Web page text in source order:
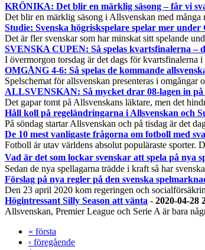
KRÖNIKA: Det blir en märklig säsong – får vi
Det blir en märklig säsong i Allsvenskan med många
Studie: Svenska högriskspelare spelar mer under
Det är fler svenskar som har minskat sitt spelande
SVENSKA CUPEN: Så spelas kvartsfinalerna –
I övermorgon torsdag är det dags för kvartsfinalerna i
OMGÅNG 4-6: Så spelas de kommande
Spelschemat för allsvenskan presenteras i omgångar
ALLSVENSKAN: Så mycket drar 08-lagen in
Det gapar tomt på Allsvenskans läktare, men det
Håll koll på regeländringarna i Allsvenskan och
På söndag startar Allsvenskan och på tisdag är det
De 10 mest vanligaste frågorna om fotboll med
Fotboll är utav världens absolut populäraste sporter.
Vad är det som lockar svenskar att spela på nya
Sedan de nya spellagarna trädde i kraft så har
Förslag på nya regler på den svenska
Den 23 april 2020 kom regeringen och
Högintressant Silly Season att vänta - 2020-04-28
Allsvenskan, Premier League och Serie A är bara
« första
‹ föregående